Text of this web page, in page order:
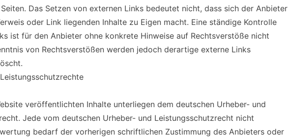
Das Setzen von externen Links bedeutet nicht, dass sich der Anbieter
oder Link liegenden Inhalte zu Eigen macht. Eine ständige Kontrolle
ist für den Anbieter ohne konkrete Hinweise auf Rechtsverstöße nicht
von Rechtsverstößen werden jedoch derartige externe Links
veröffentlichten Inhalte unterliegen dem deutschen Urheber- und
Jede vom deutschen Urheber- und Leistungsschutzrecht nicht
bedarf der vorherigen schriftlichen Zustimmung des Anbieters oder